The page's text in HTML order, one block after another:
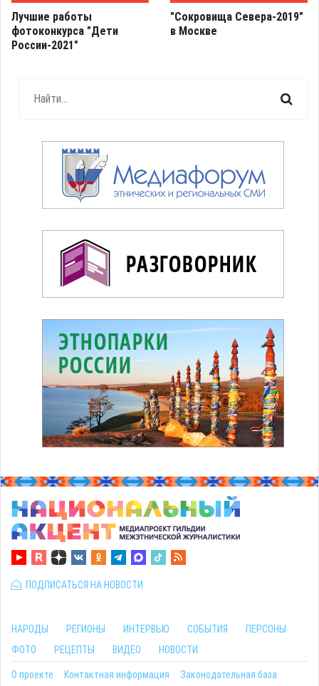
Лучшие работы
фотоконкурса "Дети
России-2021"
"Сокровища Севера-2019"
в Москве
ПОДПИСАТЬСЯ НА НОВОСТИ
НАРОДЫ РЕГИОНЫ ИНТЕРВЬЮ СОБЫТИЯ
ПЕРСОНЫ
ФОТО
РЕЦЕПТЫ ВИДЕО НОВОСТИ
О проекте Контактная информация Законодательная база